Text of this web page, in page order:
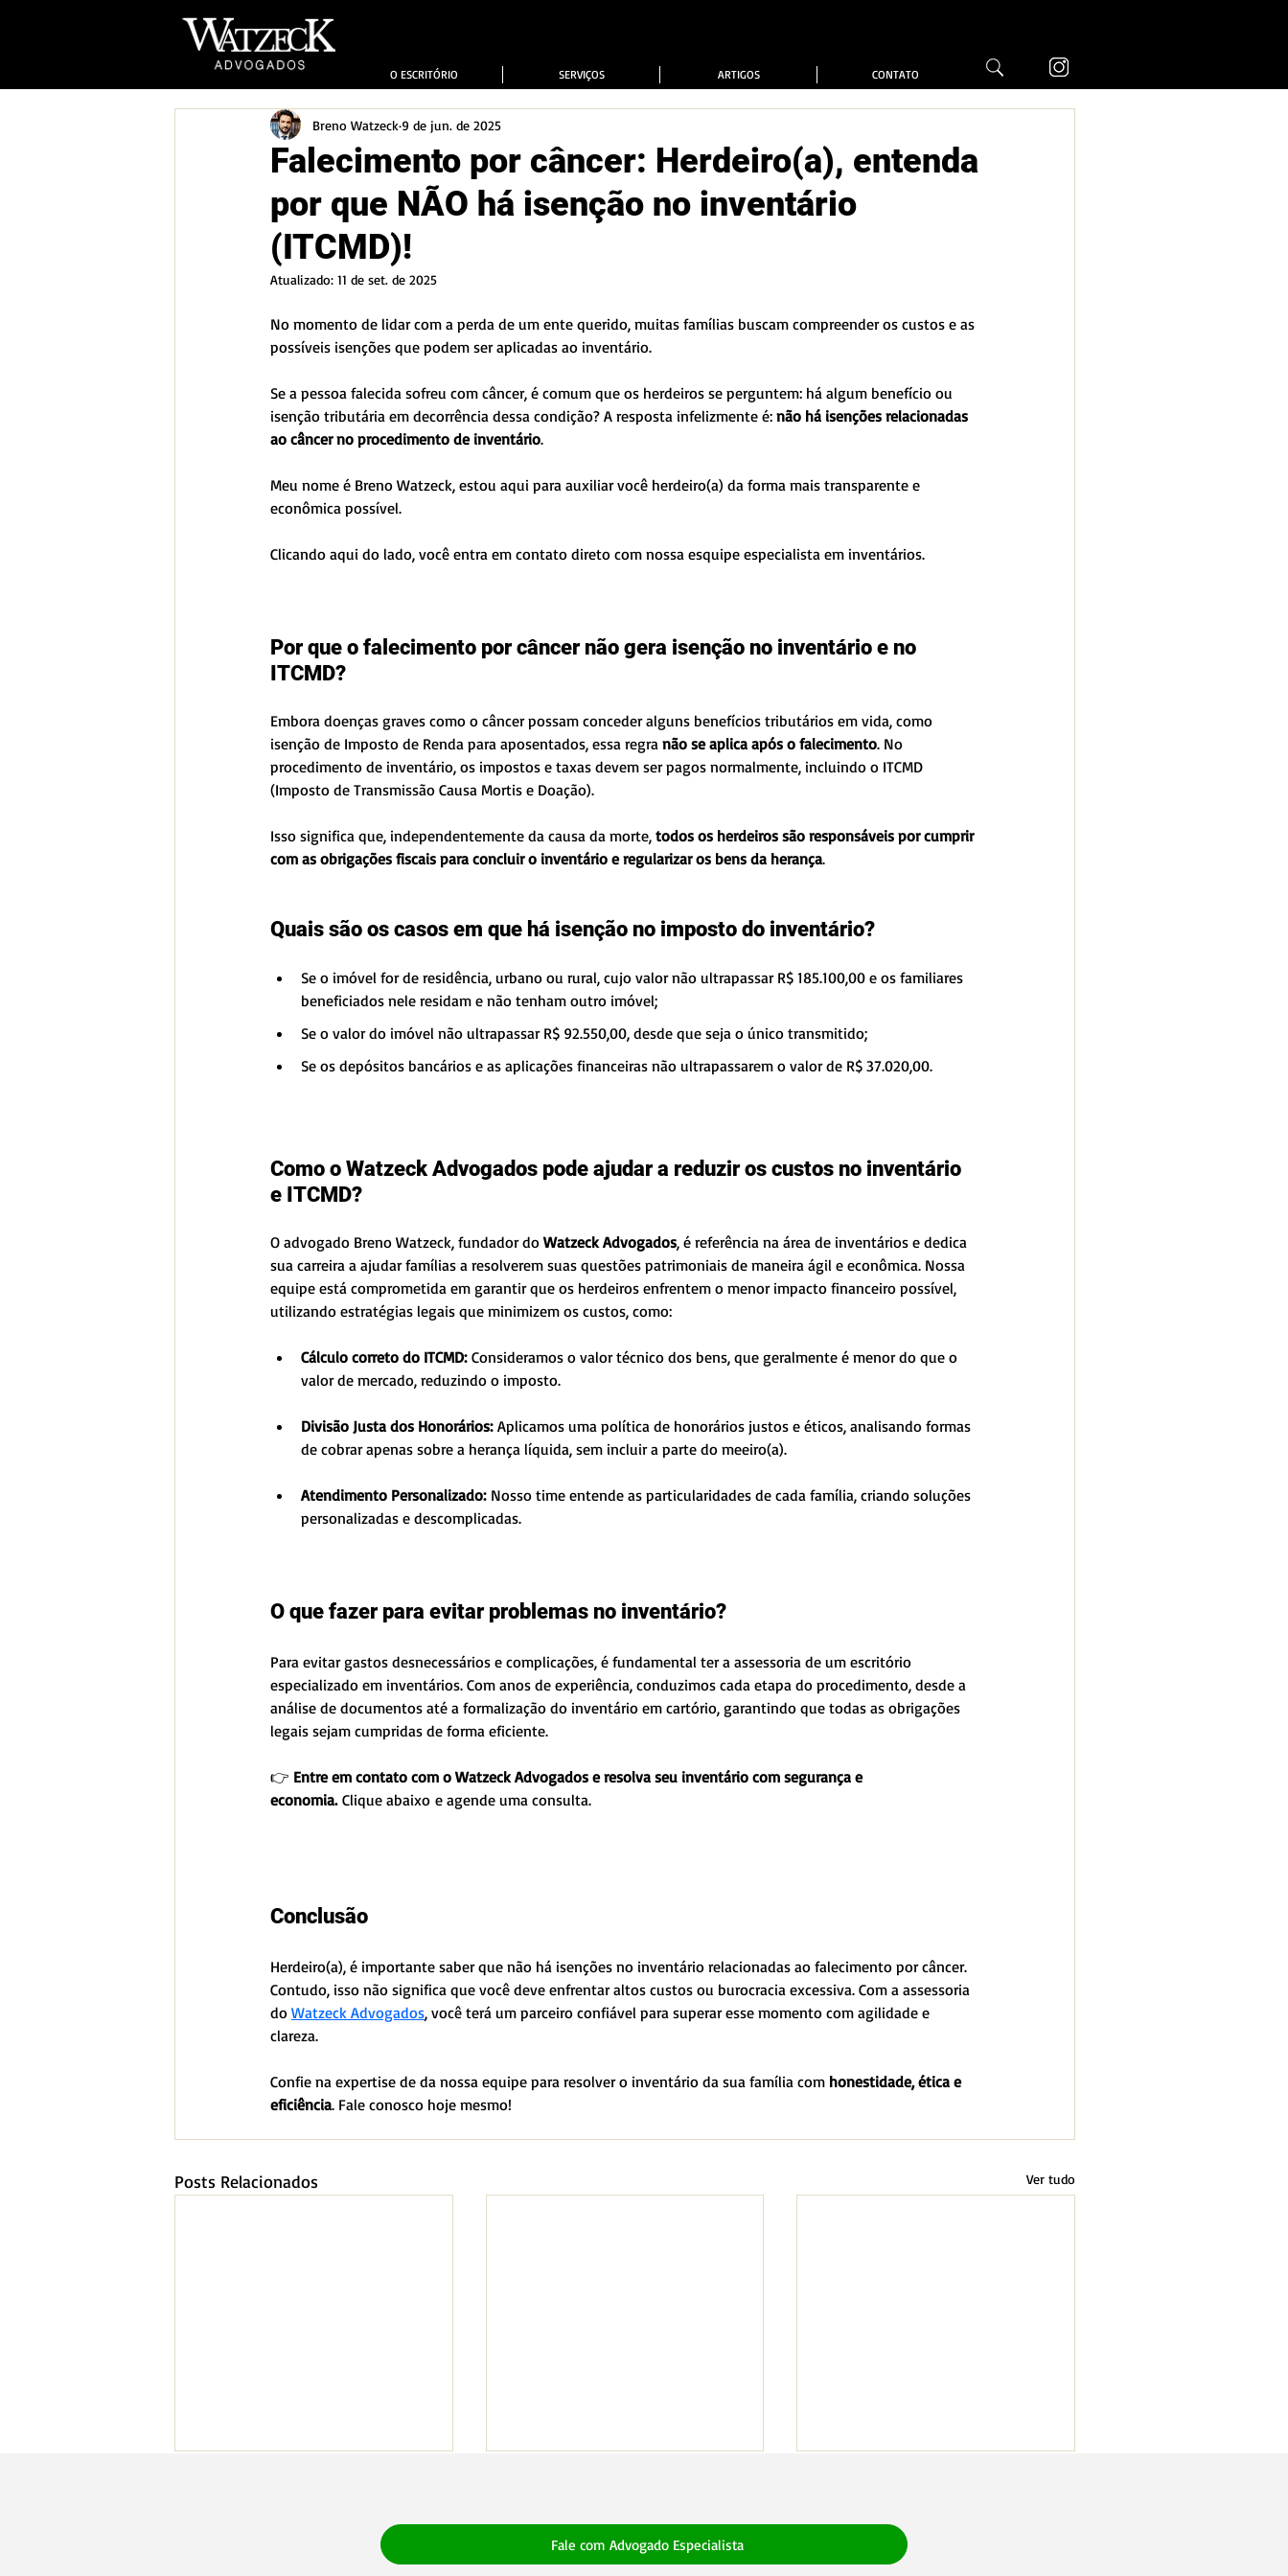
O ESCRITÓRIO SERVIÇOS ARTIGOS CONTATO
Falecimento por câncer: Herdeiro(a), entenda
por que NÃO há isenção no inventário
(ITCMD)!
Breno Watzeck 9 de jun. de 2025
Atualizado: 11 de set. de 2025
No momento de lidar com a perda de um ente querido, muitas famílias buscam compreender os custos e as
possíveis isenções que podem ser aplicadas ao inventário.
Se a pessoa falecida sofreu com câncer, é comum que os herdeiros se perguntem: há algum benefício ou
isenção tributária em decorrência dessa condição? A resposta infelizmente é: não há isenções relacionadas
ao câncer no procedimento de inventário.
Meu nome é Breno Watzeck, estou aqui para auxiliar você herdeiro(a) da forma mais transparente e
econômica possível.
Clicando aqui do lado, você entra em contato direto com nossa esquipe especialista em inventários.
Por que o falecimento por câncer não gera isenção no inventário e no
ITCMD?
Embora doenças graves como o câncer possam conceder alguns benefícios tributários em vida, como
isenção de Imposto de Renda para aposentados, essa regra não se aplica após o falecimento. No
procedimento de inventário, os impostos e taxas devem ser pagos normalmente, incluindo o ITCMD
(Imposto de Transmissão Causa Mortis e Doação).
Isso significa que, independentemente da causa da morte, todos os herdeiros são responsáveis por cumprir
com as obrigações fiscais para concluir o inventário e regularizar os bens da herança.
Quais são os casos em que há isenção no imposto do inventário?
Se o imóvel for de residência, urbano ou rural, cujo valor não ultrapassar R$ 185.100,00 e os familiares
beneficiados nele residam e não tenham outro imóvel;
Se o valor do imóvel não ultrapassar R$ 92.550,00, desde que seja o único transmitido;
Se os depósitos bancários e as aplicações financeiras não ultrapassarem o valor de R$ 37.020,00.
Como o Watzeck Advogados pode ajudar a reduzir os custos no inventário
e ITCMD?
O advogado Breno Watzeck, fundador do Watzeck Advogados, é referência na área de inventários e dedica
sua carreira a ajudar famílias a resolverem suas questões patrimoniais de maneira ágil e econômica. Nossa
equipe está comprometida em garantir que os herdeiros enfrentem o menor impacto financeiro possível,
utilizando estratégias legais que minimizem os custos, como:
Cálculo correto do ITCMD: Consideramos o valor técnico dos bens, que geralmente é menor do que o
valor de mercado, reduzindo o imposto.
Divisão Justa dos Honorários: Aplicamos uma política de honorários justos e éticos, analisando formas
de cobrar apenas sobre a herança líquida, sem incluir a parte do meeiro(a).
Atendimento Personalizado: Nosso time entende as particularidades de cada família, criando soluções
personalizadas e descomplicadas.
O que fazer para evitar problemas no inventário?
Para evitar gastos desnecessários e complicações, é fundamental ter a assessoria de um escritório
especializado em inventários. Com anos de experiência, conduzimos cada etapa do procedimento, desde a
análise de documentos até a formalização do inventário em cartório, garantindo que todas as obrigações
legais sejam cumpridas de forma eficiente.
👉 Entre em contato com o Watzeck Advogados e resolva seu inventário com segurança e
economia. Clique abaixo e agende uma consulta.
Conclusão
Herdeiro(a), é importante saber que não há isenções no inventário relacionadas ao falecimento por câncer.
Contudo, isso não significa que você deve enfrentar altos custos ou burocracia excessiva. Com a assessoria
do Watzeck Advogados, você terá um parceiro confiável para superar esse momento com agilidade e
clareza.
Confie na expertise de da nossa equipe para resolver o inventário da sua família com honestidade, ética e
eficiência. Fale conosco hoje mesmo!
Posts Relacionados Ver tudo
Fale com Advogado Especialista